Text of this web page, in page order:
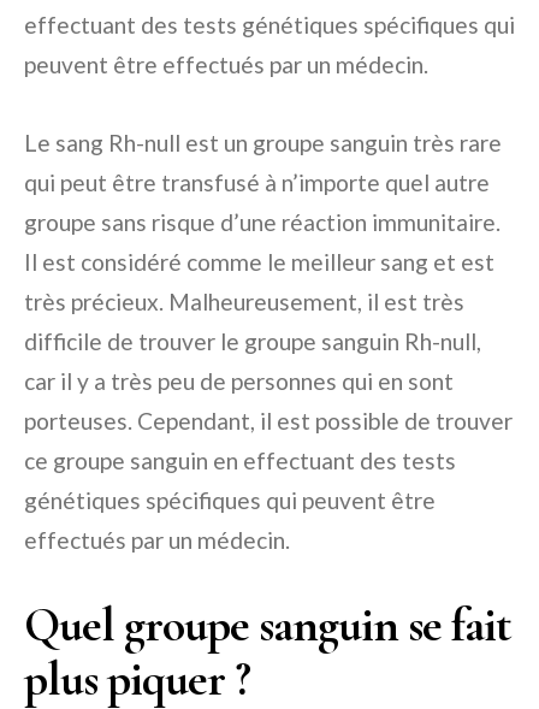
effectuant des tests génétiques spécifiques qui
peuvent être effectués par un médecin.
Le sang Rh-null est un groupe sanguin très rare
qui peut être transfusé à n’importe quel autre
groupe sans risque d’une réaction immunitaire.
Il est considéré comme le meilleur sang et est
très précieux. Malheureusement, il est très
difficile de trouver le groupe sanguin Rh-null,
car il y a très peu de personnes qui en sont
porteuses. Cependant, il est possible de trouver
ce groupe sanguin en effectuant des tests
génétiques spécifiques qui peuvent être
effectués par un médecin.
Quel groupe sanguin se fait
plus piquer ?